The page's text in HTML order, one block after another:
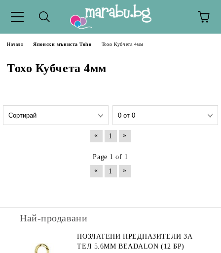
Начало Японски мъниста Toho Тохо Кубчета 4мм
Тохо Кубчета 4мм
« 1 »
Page 1 of 1
«
1 »
Най-продавани
ПОЗЛАТЕНИ ПРЕДПАЗИТЕЛИ ЗА
ТЕЛ 5.6ММ BEADALON (12 БР)